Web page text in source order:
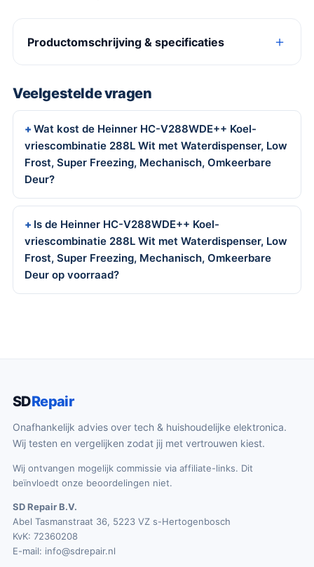
Productomschrijving & specificaties
Veelgestelde vragen
Wat kost de Heinner HC-V288WDE++ Koel-
vriescombinatie 288L Wit met Waterdispenser, Low
Frost, Super Freezing, Mechanisch, Omkeerbare
Deur?
Is de Heinner HC-V288WDE++ Koel-
vriescombinatie 288L Wit met Waterdispenser, Low
Frost, Super Freezing, Mechanisch, Omkeerbare
Deur op voorraad?
SDRepair
Onafhankelijk advies over tech & huishoudelijke elektronica.
Wij testen en vergelijken zodat jij met vertrouwen kiest.
Wij ontvangen mogelijk commissie via affiliate-links. Dit
beïnvloedt onze beoordelingen niet.
SD Repair B.V.
Abel Tasmanstraat 36, 5223 VZ s-Hertogenbosch
KvK: 72360208
E-mail: info@sdrepair.nl